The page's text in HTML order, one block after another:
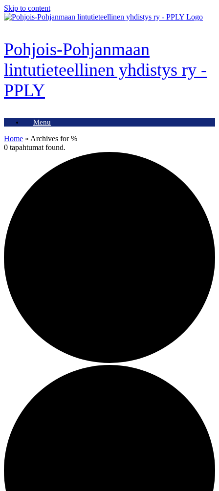
Skip to content
Pohjois-Pohjanmaan
lintutieteellinen yhdistys ry -
PPLY
Menu
Home » Archives for %
0 tapahtumat found.